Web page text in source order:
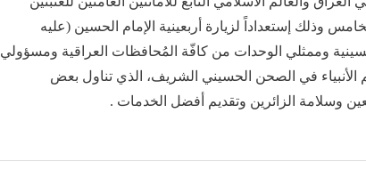
وذلك إستعداداً لزيارة أربعينية الإمام الحسين (عليه
وممثلي الوحدات من كافّة المُحافظات العراقية ومسؤولي
الأنبياء في الصحن الحسيني الشريف، الذي تناول بعض
وسلامة الزائرين وتقديم أفضل الخدمات .